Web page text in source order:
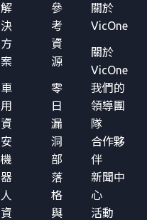
解
決
方
案
車
用
資
安
機
器
人
資
參
考
資
源
零
日
漏
洞
部
落
格
與
關於
VicOne
關於
VicOne
我們的
領導團
隊
合作夥
伴
新聞中
心
活動